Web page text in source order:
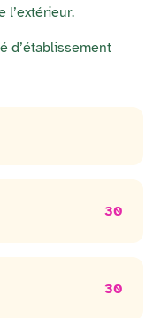
l’extérieur.
d’établissement
30
30